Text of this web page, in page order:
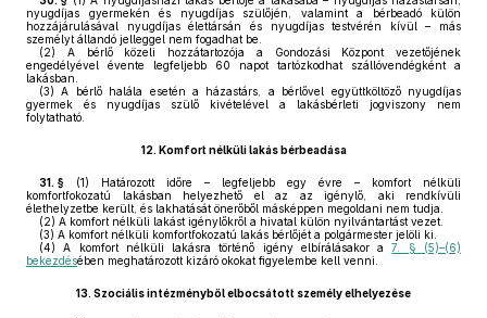
nyugdíjas gyermekén és nyugdíjas szülőjén, valamint a bérbeadó külön
hozzájárulásával nyugdíjas élettársán és nyugdíjas testvérén kívül – más
személyt állandó jelleggel nem fogadhat be.
(2) A bérlő közeli hozzátartozója a Gondozási Központ vezetőjének
engedélyével évente legfeljebb 60 napot tartózkodhat szállóvendégként a
lakásban.
(3) A bérlő halála esetén a házastárs, a bérlővel együttköltöző nyugdíjas
gyermek és nyugdíjas szülő kivételével a lakásbérleti jogviszony nem
folytatható.
12. Komfort nélküli lakás bérbeadása
31. § (1) Határozott időre – legfeljebb egy évre – komfort nélküli
komfortfokozatú lakásban helyezhető el az az igénylő, aki rendkívüli
élethelyzetbe került, és lakhatását önerőből másképpen megoldani nem tudja.
(2) A komfort nélküli lakást igénylőkről a hivatal külön nyilvántartást vezet.
(3) A komfort nélküli komfortfokozatú lakás bérlőjét a polgármester jelöli ki.
(4) A komfort nélküli lakásra történő igény elbírálásakor a7. § (5)–(6)
bekezdésében meghatározott kizáró okokat figyelembe kell venni.
13. Szociális intézményből elbocsátott személy elhelyezése